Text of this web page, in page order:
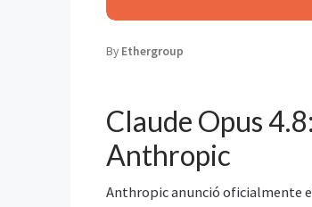
By Ethergroup
Claude Opus
Anthropic
Anthropic anunció oficialmente